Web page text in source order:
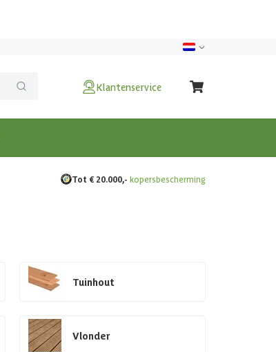
Klantenservice
Tot € 20.000,- kopersbescherming
Tuinhout
Vlonder